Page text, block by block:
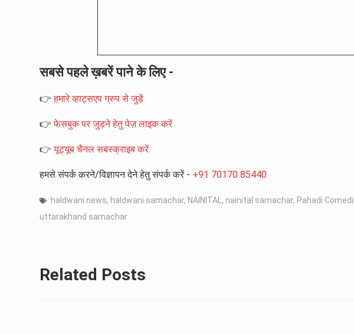
सबसे पहले ख़बरें पाने के लिए -
👉हमारे व्हाट्सएप ग्रुप से जुड़ें
👉फेसबुक पर जुड़ने हेतु पेज़ लाइक करें
👉यूट्यूब चैनल सबस्क्राइब करें
हमसे संपर्क करने/विज्ञापन देने हेतु संपर्क करें - +91 70170 85440
haldwani news, haldwani samachar, NAINITAL, nainital samachar, Pahadi
uttarakhand samachar
Related Posts